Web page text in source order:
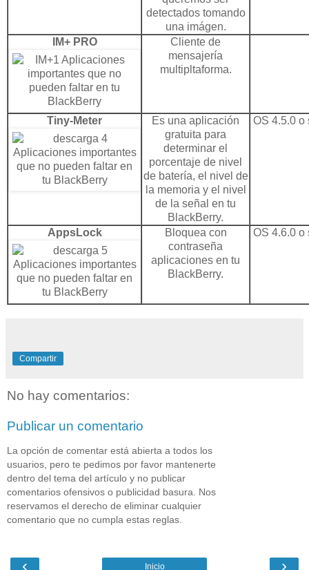
detectados tomando
una imágen.
IM+ PRO
Cliente de
mensajería
multipltaforma.
Tiny-Meter
Es una aplicación
gratuita para
determinar el
porcentaje de nivel
de batería, el nivel de
la memoria y el nivel
de la señal en tu
BlackBerry.
OS 4.5.0 o
AppsLock
Bloquea con
contraseña
aplicaciones en tu
BlackBerry.
OS 4.6.0 o
Compartir
No hay comentarios:
Publicar un comentario
La opción de comentar está abierta a todos los
usuarios, pero te pedimos por favor mantenerte
dentro del tema del artículo y no publicar
comentarios ofensivos o publicidad basura. Nos
reservamos el derecho de eliminar cualquier
comentario que no cumpla estas reglas.
‹ ›
Inicio